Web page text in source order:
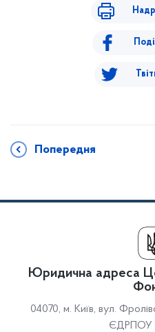
Попередня
Юридична адреса
04070, м. Київ, вул.
ЄДРПОУ